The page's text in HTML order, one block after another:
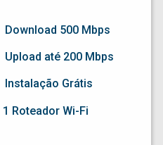
Download 500Mbps
Upload até 200 Mbps
Instalação Grátis
1 Roteador Wi-Fi